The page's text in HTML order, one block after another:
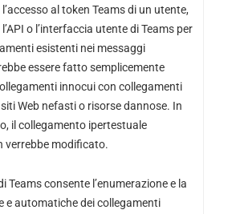
al token Teams di un utente,
o l’interfaccia utente di Teams per
esistenti nei messaggi
essere fatto semplicemente
innocui con collegamenti
Web nefasti o risorse dannose. In
il collegamento ipertestuale
verrebbe modificato.
Teams consente l’enumerazione e la
e automatiche dei collegamenti